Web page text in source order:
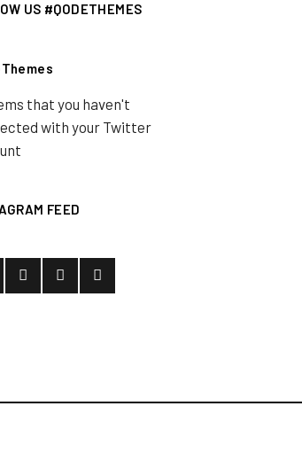
US #QODETHEMES
that you haven't
with your Twitter
FEED